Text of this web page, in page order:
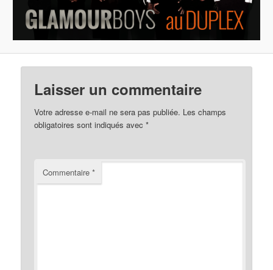
Laisser un commentaire
Votre adresse e-mail ne sera pas publiée. Les champs
obligatoires sont indiqués avec*
Commentaire*